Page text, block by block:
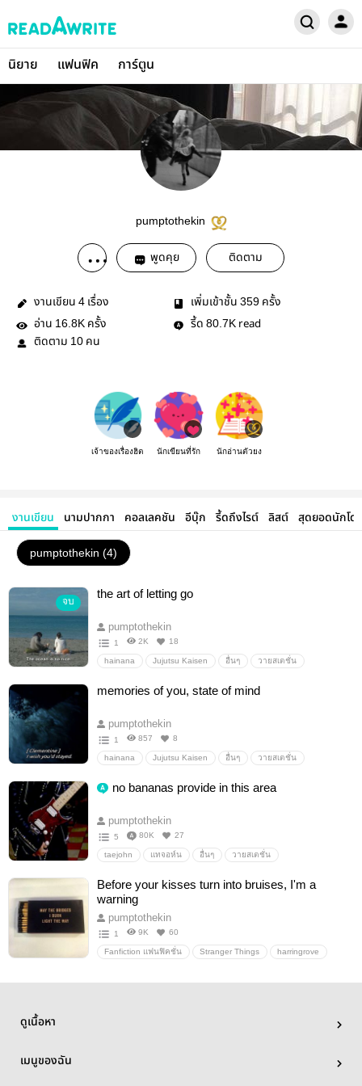
นิยาย แฟนฟิค การ์ตูน
pumptothekin
พูดคุย ติดตาม
งานเขียน 4 เรื่อง เพิ่มเข้าชั้น 359 ครั้ง
อ่าน 16.8K ครั้ง รี้ด 80.7K read
ติดตาม 10 คน
เจ้าของเรื่องฮิต นักเขียนที่รัก นักอ่านตัวยง
งานเขียน นามปากกา คอลเลคชัน อีบุ๊ก รี้ดถึงไรต์ ลิสต์ สุดยอดนักโด
pumptothekin (4)
จบ
the art of letting go
pumptothekin
1 2K 18
hainana Jujutsu Kaisen อื่นๆ วายสเตชั่น
memories of you, state of mind
pumptothekin
1 857 8
hainana Jujutsu Kaisen อื่นๆ วายสเตชั่น
no bananas provide in this area
pumptothekin
5 80K 27
taejohn แทจอห์น อื่นๆ วายสเตชั่น
Before your kisses turn into bruises, I'm a
warning
pumptothekin
1 9K 60
Fanfiction แฟนฟิคชั่น Stranger Things harringrove
ดูเนื้อหา
เมนูของฉัน